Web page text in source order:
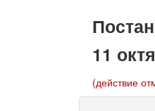
11
(действие